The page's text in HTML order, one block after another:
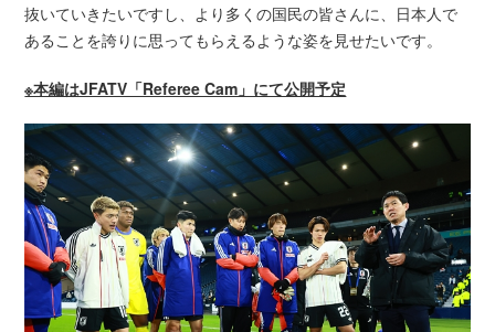
抜いていきたいですし、より多くの国民の皆さんに、日本人で
あることを誇りに思ってもらえるような姿を見せたいです。
※本編はJFATV「Referee Cam」にて公開予定